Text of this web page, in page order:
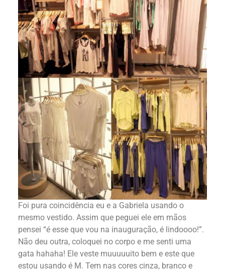
Foi pura coincidência eu e a Gabriela usando o
mesmo vestido. Assim que peguei ele em mãos
pensei “é esse que vou na inauguração, é lindoooo!”.
Não deu outra, coloquei no corpo e me senti uma
gata hahaha! Ele veste muuuuuito bem e este que
estou usando é M. Tem nas cores cinza, branco e